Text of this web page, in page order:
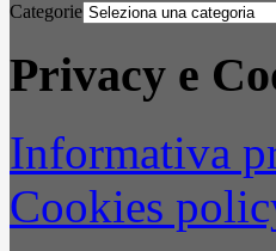
Categorie
Privacy e
Informativa
Cookies